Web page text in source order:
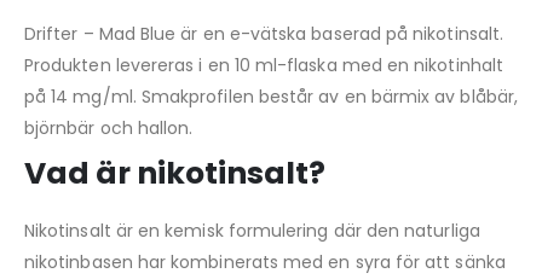
Drifter – Mad Blue är en e-vätska baserad på nikotinsalt.
Produkten levereras i en 10 ml-flaska med en nikotinhalt
på 14 mg/ml. Smakprofilen består av en bärmix av blåbär,
björnbär och hallon.
Vad är nikotinsalt?
Nikotinsalt är en kemisk formulering där den naturliga
nikotinbasen har kombinerats med en syra för att sänka